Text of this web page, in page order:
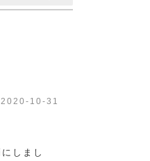
2020-10-31
しまし